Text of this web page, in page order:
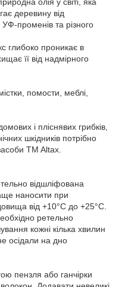
деревину від
променів та різного
глибоко проникає в
її від надмірного
помости, меблі,
і пліснявих грибків,
шкідників потрібно
TM Altax.
відшліфована
наносити при
від +10°С до +25°С.
ретельно
кожні кілька хвилин
осідали на дно
пензля або ганчірки